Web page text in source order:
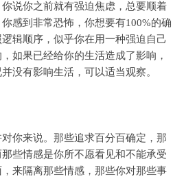
说你之前就有强迫焦虑，总要顺着
感到非常恐怖，你想要有100%的确
辑顺序，似乎你在用一种强迫自己
如果已经给你的生活造成了影响，
没有影响生活，可以适当观察。
你来说。那些追求百分百确定，那
些情感是你所不愿看见和不能承受
来隔离那些情感，那些你对那些事